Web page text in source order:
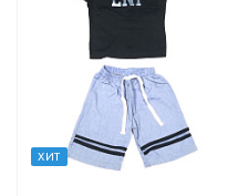
ХИТ